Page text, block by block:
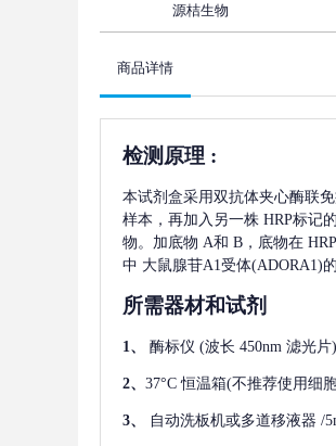
源桔生物
商品详情
检测原理 :
本试剂盒采用双抗体夹心酶联
样本，再加入另一株 HRP标记
物。加底物 A和 B，底物在
中 大鼠腺苷A1受体(ADORA1)
所需器材和试剂
1、 酶标仪 (波长 450nm 滤光片)
2、 37°C 恒温箱(不推荐使用细
3、 自动洗板机或多道移液器 /